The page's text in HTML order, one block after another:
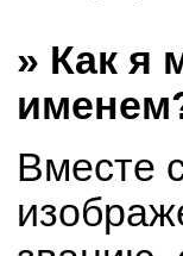
» Как я
Вместе